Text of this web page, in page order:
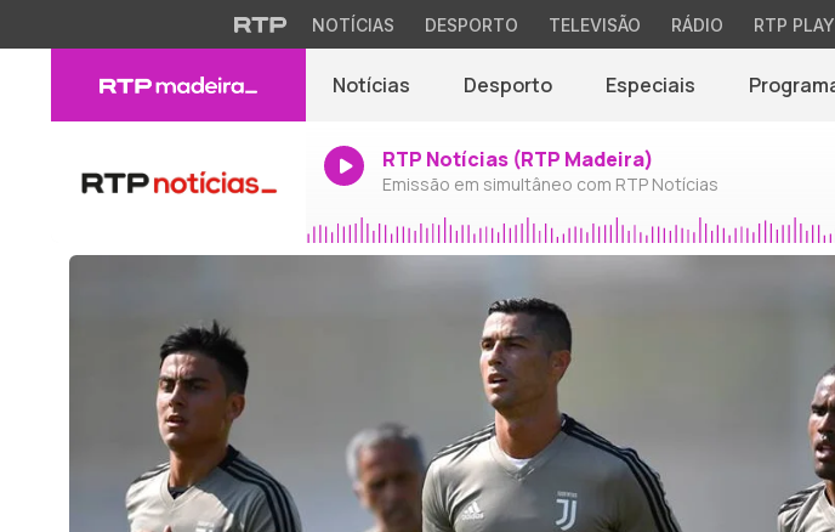
NOTÍCIAS DESPORTO TELEVISÃO RÁDIO RTP PLAY
Notícias Desporto Especiais
RTP Notícias (RTP Madeira)
Emissão em simultâneo com RTP Notícias